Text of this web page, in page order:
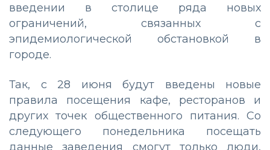
введении в столице ряда новых
ограничений, связанных с
эпидемиологической обстановкой в
городе.
Так, с 28 июня будут введены новые
правила посещения кафе, ресторанов и
других точек общественного питания. Со
следующего понедельника посещать
данные заведения смогут только люди,